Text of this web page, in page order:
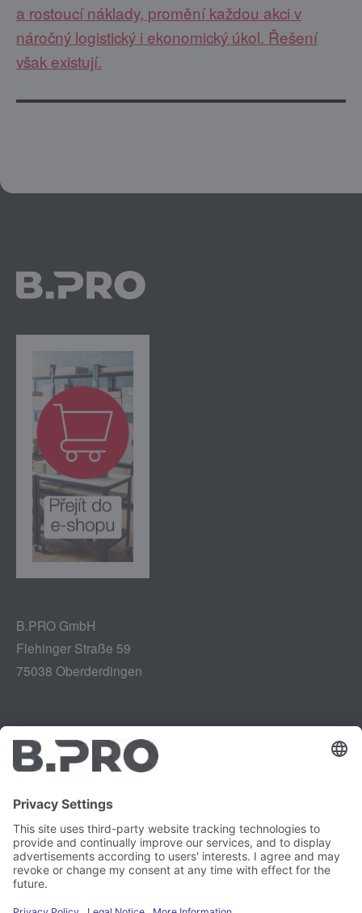
a rostoucí náklady, promění každou akci v
náročný logistický i ekonomický úkol. Řešení
však existují.
B.PRO GmbH
Flehinger Straße 59
75038 Oberderdingen
Tiráž
Ochrana údajů
Zpráva o zranitelnosti
Kariéra
Právní záležitosti
Tisk
YouTube